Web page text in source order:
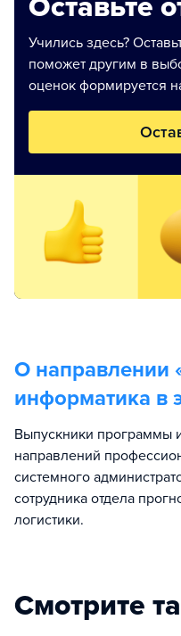
Оставьте
Учились здесь?
поможет другим в
оценок формируется
О направлении
информатика в
Выпускники программы
направлений
системного
сотрудника отдела
логистики.
Смотрите